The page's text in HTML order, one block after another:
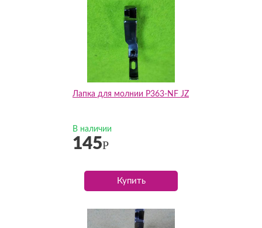
Лапка для молнии P363-NF JZ
В наличии
145Р
Купить